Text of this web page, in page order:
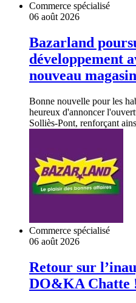
Commerce spécialisé
06 août 2026
Bazarland
développement
nouveau
Bonne nouvelle pour les
heureux d'annoncer
Solliès-Pont, renforçant
Commerce spécialisé
06 août 2026
Retour sur
DO&KA Chatte